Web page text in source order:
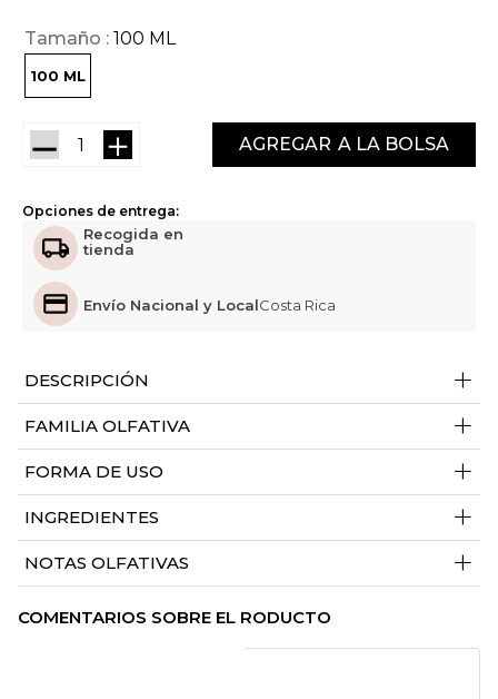
Tamaño 100 ML
100 ML
＋
－ AGREGAR
Opciones de entrega:
Recogida en
tienda
Envío Nacional y LocalCosta Rica
DESCRIPCIÓN +
FAMILIA OLFATIVA +
FORMA DE USO +
INGREDIENTES +
NOTAS OLFATIVAS +
COMENTARIOS SOBRE EL RODUCTO